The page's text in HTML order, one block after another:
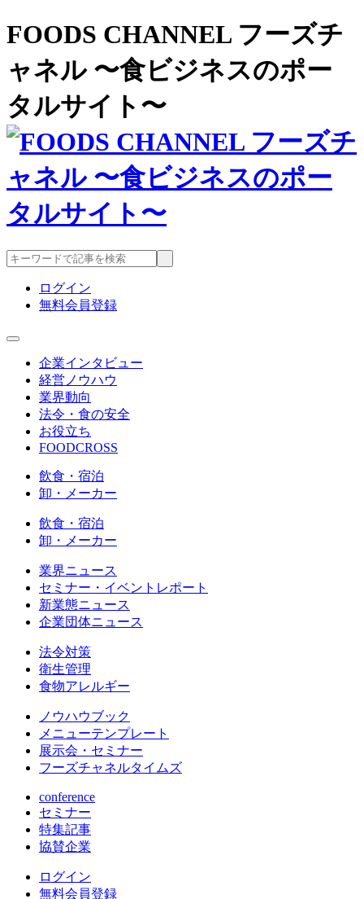
FOODS CHANNEL フーズチ
ャネル 〜食ビジネスのポー
タルサイト〜
ログイン
無料会員登録
企業インタビュー
経営ノウハウ
業界動向
法令・食の安全
お役立ち
FOODCROSS
飲食・宿泊
卸・メーカー
飲食・宿泊
卸・メーカー
業界ニュース
セミナー・イベントレポート
新業態ニュース
企業団体ニュース
法令対策
衛生管理
食物アレルギー
ノウハウブック
メニューテンプレート
展示会・セミナー
フーズチャネルタイムズ
conference
セミナー
特集記事
協賛企業
ログイン
無料会員登録